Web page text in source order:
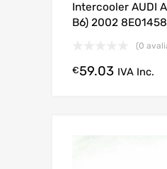
Intercooler AUDI
B6) 2002
(0
€59.03 IVA Inc.